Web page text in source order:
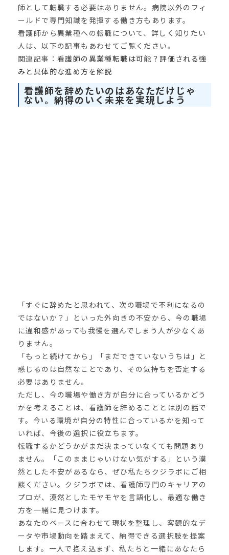
師として転職する必要はありません。病院以外のフィ
ールドで専門知識を発揮する働き方もあります。
看護師から異業種への転職について、詳しく知りたい
人は、以下の記事もあわせてご覧ください。
関連記事： 看護師の異業種転職は可能？評価される強
みと具体的な進め方を解説
看護師を辞めたいのはあなただけじゃ
ない。納得のいく未来を実現しよう
「すぐに辞めたと思われて、次の職場で不利になるの
ではないか？」といった外向きの不安から、今の職場
に違和感があっても我慢を選んでしまう人が少なくあ
りません。
「もっと続けてから」「まだできていないうちは」と
感じるのは自然なことであり、その気持ちを否定する
必要はありません。
ただし、今の職場や働き方が自分に合っているかどう
かを考えることは、看護師を辞めることとは別の話で
す。今いる環境が自分の特性に合っているかを知って
いれば、今後の選択に役立ちます。
転職するかどうかがまだ決まっていなくても問題あり
ません。「このままじゃいけない気がする」という漠
然とした不安があるなら、ぜひ私たちクジラボにご相
談ください。クジラボでは、看護師専門のキャリアの
プロが、漠然としたモヤモヤを言語化し、最適な働き
方を一緒に見つけます。
あなたのペースに合わせて現状を整理し、客観的なデ
ータや市場動向を踏まえて、納得できる選択肢を提案
します。一人で抱え込まず、私たちと一緒にあなたら